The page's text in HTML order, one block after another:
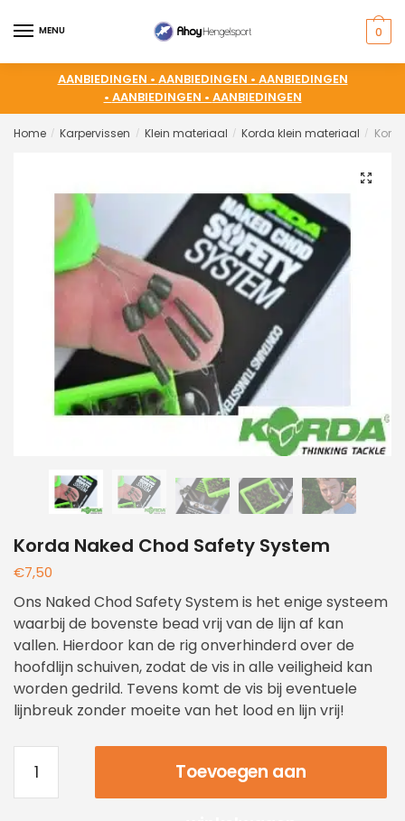
MENU 0
AANBIEDINGEN • AANBIEDINGEN • AANBIEDINGEN
• AANBIEDINGEN • AANBIEDINGEN
Home / Karpervissen / Klein materiaal / Korda klein materiaal /
🔍
Korda Naked Chod Safety System
€7,50
Ons Naked Chod Safety System is het enige systeem
waarbij de bovenste bead vrij van de lijn af kan
vallen. Hierdoor kan de rig onverhinderd over de
hoofdlijn schuiven, zodat de vis in alle veiligheid kan
worden gedrild. Tevens komt de vis bij eventuele
lijnbreuk zonder moeite van het lood en lijn vrij!
Toevoegen aan